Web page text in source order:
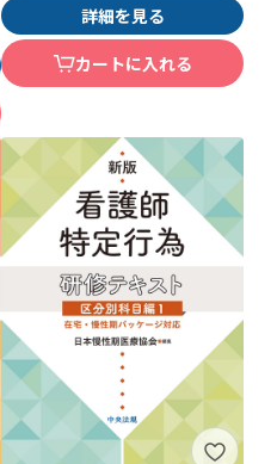
詳細を見る
カートに入れる